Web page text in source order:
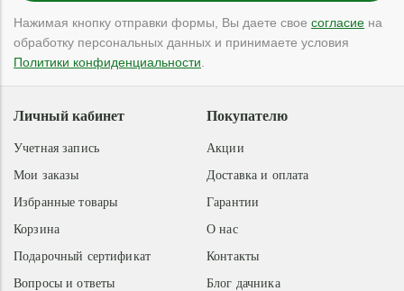
Нажимая кнопку отправки формы, Вы даете свое согласие на
обработку персональных данных и принимаете условия
Политики конфиденциальности
Покупателю
Акции
Доставка и оплата
Гарантии
О нас
Контакты
Блог дачника
Личный кабинет
Учетная запись
Мои заказы
Избранные товары
Корзина
Подарочный сертификат
Вопросы и ответы